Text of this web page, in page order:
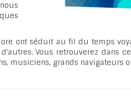
ont séduit au fil du temps
Vous retrouverez dans
musiciens, grands navigateurs